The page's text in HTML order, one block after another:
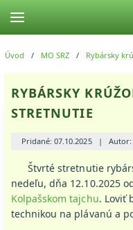
Úvod / MO SRZ / Rybársky
RYBÁRSKY
STRETNUTIE
Pridané: 07.10.2025| Autor:
Štvrté stretnutie
nedeľu, dňa 12.10.2025
Kolpašskom tajchu. Loviť
technikou na plávanú a